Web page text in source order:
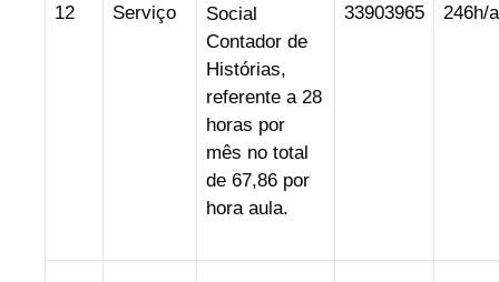
12 Serviço
Social
Contador de
Histórias,
referente a 28
horas por
mês no total
de 67,86 por
hora aula.
33903965 246h/a